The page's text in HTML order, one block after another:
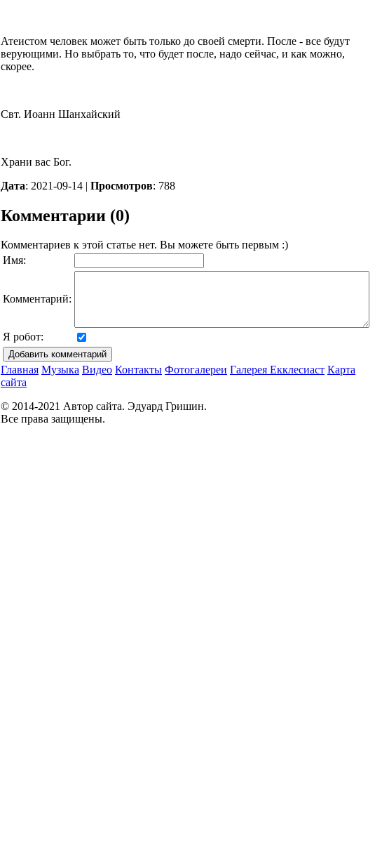
Атеистом человек может быть только до своей смерти. После - все будут
верующими. Но выбрать то, что будет после, надо сейчас, и как можно,
скорее.
Свт. Иоанн Шанхайский
Храни вас Бог.
Дата: 2021-09-14 | Просмотров: 788
Комментарии (0)
Комментариев к этой статье нет. Вы можете быть первым :)
Имя:
Комментарий:
Я робот:
Главная Музыка Видео Контакты Фотогалереи Галерея Екклесиаст Карта
сайта
© 2014-2021 Автор сайта. Эдуард Гришин.
Все права защищены.